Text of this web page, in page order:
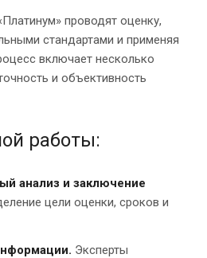
проводят оценку,
стандартами и применяя
включает несколько
и объективность
работы:
анализ и заключение
цели оценки, сроков и
Эксперты